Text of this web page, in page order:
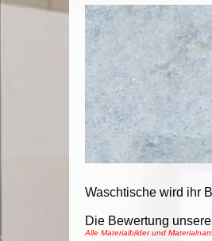
Waschtische wird ihr
Die Bewertung
Alle Materialbilder und